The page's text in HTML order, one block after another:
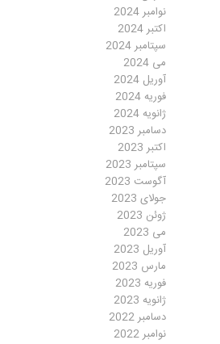
نوامبر 2024
اکتبر 2024
سپتامبر 2024
می 2024
آوریل 2024
فوریه 2024
ژانویه 2024
دسامبر 2023
اکتبر 2023
سپتامبر 2023
آگوست 2023
جولای 2023
ژوئن 2023
می 2023
آوریل 2023
مارس 2023
فوریه 2023
ژانویه 2023
دسامبر 2022
نوامبر 2022